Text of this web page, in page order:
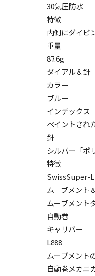
30気圧防水
特徴
内側にダイビ
重量
87.6g
ダイアル＆針
カラー
ブルー
インデックス
ペイントされ
針
シルバー「ポ
特徴
SwissSuper-
ムーブメント
ムーブメント
自動巻
キャリバー
L888
ムーブメント
自動巻メカニ